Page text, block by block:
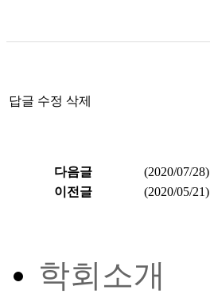
답글 수정 삭제
다음글 (2020/07/28)
이전글
(2020/05/21)
학회소개